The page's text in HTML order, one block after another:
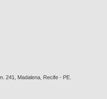
241, Madalena, Recife - PE.